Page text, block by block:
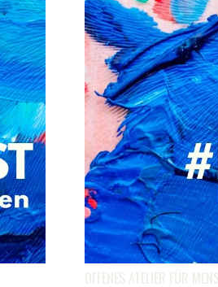
OFFENES ATELIER FÜR